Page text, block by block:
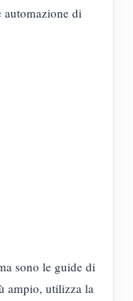
di
sono le guide di
ampio, utilizza la